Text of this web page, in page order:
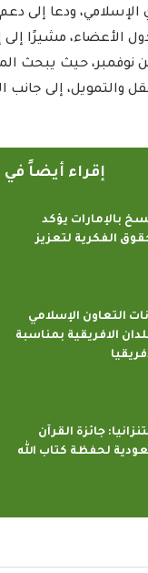
الإسلامي، ودعا
الأعضاء، مشيرًا إلى
نوفمبر، حيث يبحث
والتمويل، إلى
إقراء أيضاً
بالإمارات يؤكد
الفكرية لتعزيز
التعاون الإسلامي
الافريقية بمناسبة
جائزة القرآن
لحفظة كتاب الله